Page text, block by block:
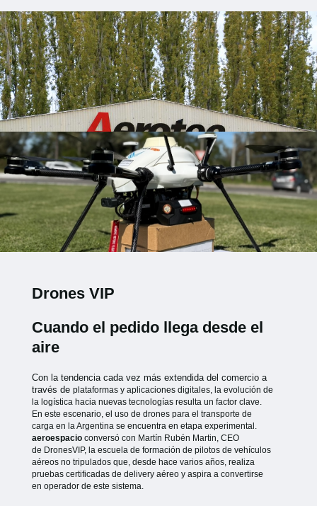
Drones VIP
Cuando el pedido llega desde el
aire
Con la tendencia cada vez más extendida del comercio a
través de plataformas y aplicaciones digitales, la evolución de
la logística hacia nuevas tecnologías resulta un factor clave.
En este escenario, el uso de drones para el transporte de
carga en la Argentina se encuentra en etapa experimental.
aeroespacioconversó con Martín Rubén Martin, CEO
de DronesVIP, la escuela de formación de pilotos de vehículos
aéreos no tripulados que, desde hace varios años, realiza
pruebas certificadas de delivery aéreo y aspira a convertirse
en operador de este sistema.